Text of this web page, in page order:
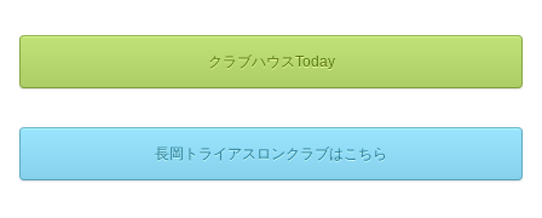
クラブハウスToday
長岡トライアスロンクラブはこちら